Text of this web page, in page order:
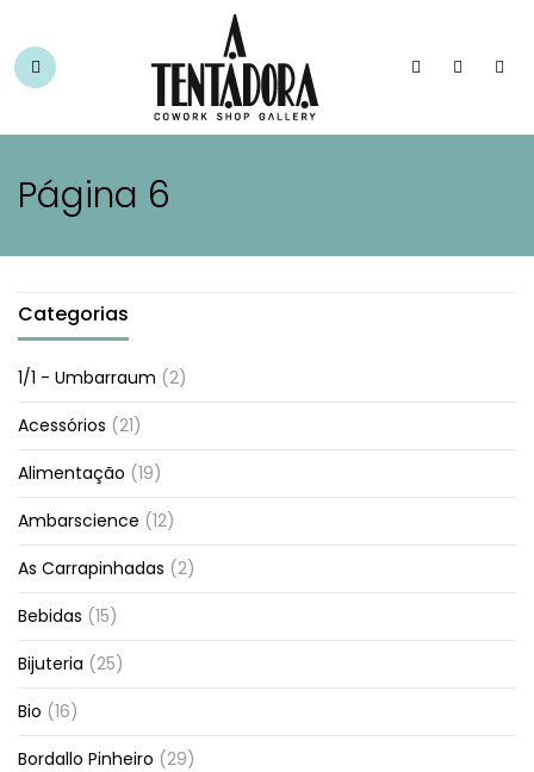
Página 6
Categorias
1/1 - Umbarraum (2)
Acessórios (21)
Alimentação (19)
Ambarscience (12)
As Carrapinhadas (2)
Bebidas (15)
Bijuteria (25)
Bio (16)
Bordallo Pinheiro (29)